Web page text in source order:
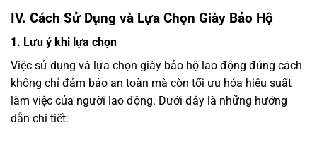
IV. Cách Sử Dụng và Lựa Chọn Giày Bảo Hộ
1. Lưu ý khi lựa chọn
Việc sử dụng và lựa chọn giày bảo hộ lao động đúng cách
không chỉ đảm bảo an toàn mà còn tối ưu hóa hiệu suất
làm việc của người lao động. Dưới đây là những hướng
dẫn chi tiết: